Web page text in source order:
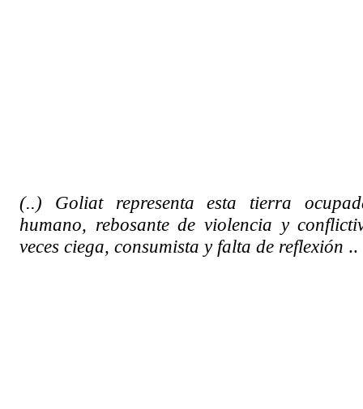
(..) Goliat representa esta tierra
humano, rebosante de violencia y
veces ciega, consumista y falta de reflexión ..